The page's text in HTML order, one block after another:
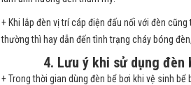
+ Khi lắp đèn vị trí cáp điện đấu nối với đèn
thường thì hay dẫn đến tình trạng cháy bóng
4. Lưu ý khi sử dụng đèn
+ Trong thời gian dùng đèn bể bơi khi vệ sinh